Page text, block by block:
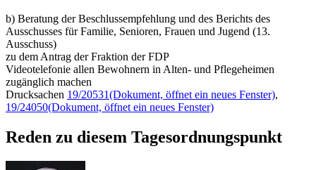
b) Beratung der Beschlussempfehlung und des Berichts des
Ausschusses für Familie, Senioren, Frauen und Jugend (13.
Ausschuss)
zu dem Antrag der Fraktion der FDP
Videotelefonie allen Bewohnern in Alten- und Pflegeheimen
zugänglich machen
Drucksachen 19/20531(Dokument, öffnet ein neues Fenster),
19/24050(Dokument, öffnet ein neues Fenster)
Reden zu diesem Tagesordnungspunkt